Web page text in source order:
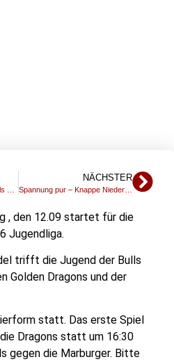
NÄCHSTER
Spannung pur – Knappe Niederlagen der U16 gegen Marburg und Gießen
, den 12.09 startet für die
Jugendliga.
trifft die Jugend der Bulls
Golden Dragons und der
statt. Das erste Spiel
Dragons statt um 16:30
gegen die Marburger. Bitte